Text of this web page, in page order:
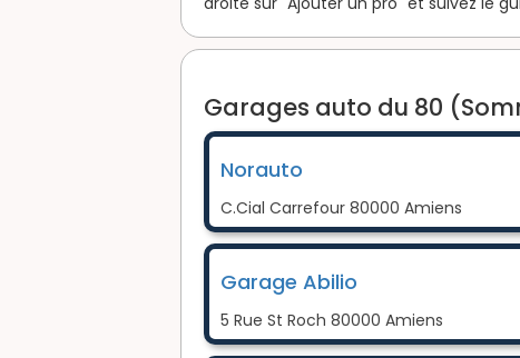
Garages auto du 80
Norauto
C.Cial Carrefour 80000 Amiens
Garage Abilio
5 Rue St Roch 80000 Amiens